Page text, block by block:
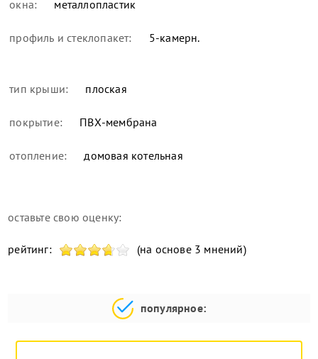
окна: металлопластик
профиль и стеклопакет: 5-камерн.
тип крыши: плоская
покрытие: ПВХ-мембрана
отопление: домовая котельная
оставьте свою оценку:
рейтинг: (на основе 3 мнений)
популярное: